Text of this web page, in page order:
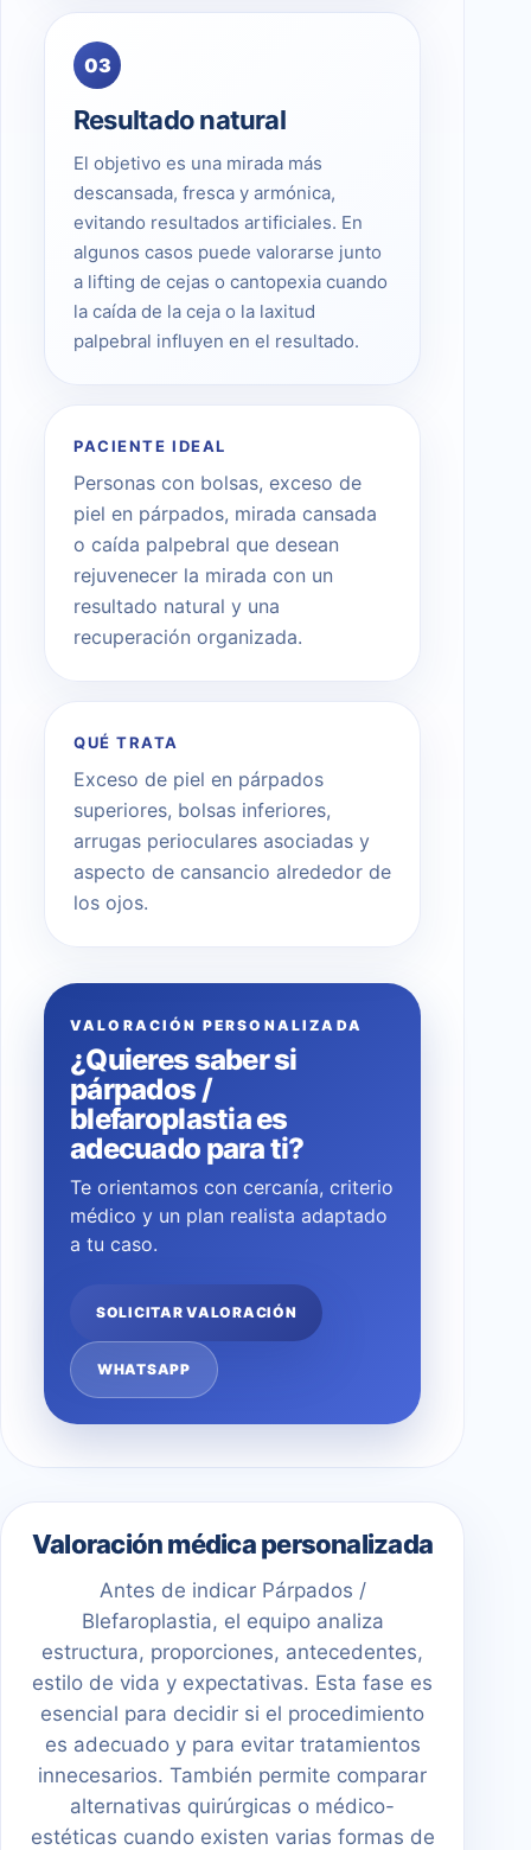
03
Resultado natural
El objetivo es una mirada más
descansada, fresca y armónica,
evitando resultados artificiales. En
algunos casos puede valorarse junto
a lifting de cejas o cantopexia cuando
la caída de la ceja o la laxitud
palpebral influyen en el resultado.
PACIENTE IDEAL
Personas con bolsas, exceso de
piel en párpados, mirada cansada
o caída palpebral que desean
rejuvenecer la mirada con un
resultado natural y una
recuperación organizada.
QUÉ TRATA
Exceso de piel en párpados
superiores, bolsas inferiores,
arrugas perioculares asociadas y
aspecto de cansancio alrededor de
los ojos.
VALORACIÓN PERSONALIZADA
¿Quieres saber si
párpados /
blefaroplastia es
adecuado para ti?
Te orientamos con cercanía, criterio
médico y un plan realista adaptado
a tu caso.
SOLICITAR VALORACIÓN
WHATSAPP
Valoración médica personalizada
Antes de indicar Párpados /
Blefaroplastia, el equipo analiza
estructura, proporciones, antecedentes,
estilo de vida y expectativas. Esta fase es
esencial para decidir si el procedimiento
es adecuado y para evitar tratamientos
innecesarios. También permite comparar
alternativas quirúrgicas o médico-
estéticas cuando existen varias formas de